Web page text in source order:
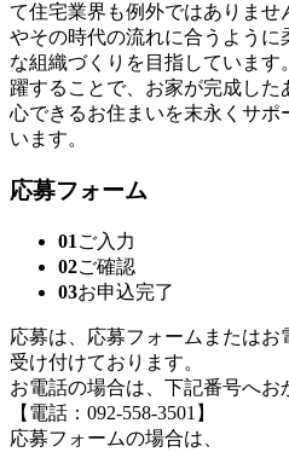
て住宅業界も例外ではありませ
やその時代の流れに合うように
な組織づくりを目指しています
躍することで、お家が完成した
心できるお住まいを末永くサポ
います。
応募フォーム
01 ご入力
02ご確認
03お申込完了
応募は、応募フォームまたはお
受け付けております。
お電話の場合は、下記番号へお
【電話：092-558-3501】
応募フォームの場合は、